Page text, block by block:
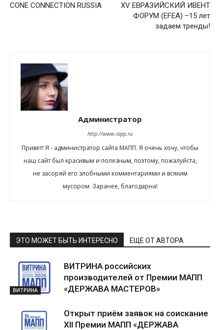
CONE CONNECTION RUSSIA
XV ЕВРАЗИЙСКИЙ ИВЕНТ
ФОРУМ (EFEA) –15 лет
задаем тренды!
Администратор
http://www.iapp.ru
Привет! Я - администратор сайта МАПП. Я очень хочу, чтобы
наш сайт был красивым и полезным, поэтому, пожалуйста,
не засоряй его злобными комментариями и всяким
мусором. Заранее, благодарна!
ЭТО МОЖЕТ БЫТЬ ИНТЕРЕСНО ЕЩЕ ОТ АВТОРА
ВИТРИНА
ВИТРИНА российских
производителей от Премии МАПП
«ДЕРЖАВА МАСТЕРОВ»
Открыт приём заявок на соискание
XII Премии МАПП «ДЕРЖАВА